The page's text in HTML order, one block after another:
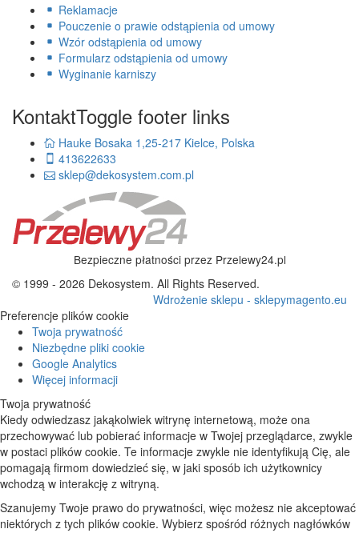
Reklamacje
Pouczenie o prawie odstąpienia od umowy
Wzór odstąpienia od umowy
Formularz odstąpienia od umowy
Wyginanie karniszy
KontaktToggle footer links
Hauke Bosaka 1,25-217 Kielce, Polska
413622633
sklep@dekosystem.com.pl
Bezpieczne płatności przez Przelewy24.pl
© 1999 - 2026 Dekosystem. All Rights Reserved.
Wdrożenie sklepu - sklepymagento.eu
Preferencje plików cookie
Twoja prywatność
Niezbędne pliki cookie
Google Analytics
Więcej informacji
Twoja prywatność
Kiedy odwiedzasz jakąkolwiek witrynę internetową, może ona
przechowywać lub pobierać informacje w Twojej przeglądarce, zwykle
w postaci plików cookie. Te informacje zwykle nie identyfikują Cię, ale
pomagają firmom dowiedzieć się, w jaki sposób ich użytkownicy
wchodzą w interakcję z witryną.
Szanujemy Twoje prawo do prywatności, więc możesz nie akceptować
niektórych z tych plików cookie. Wybierz spośród różnych nagłówków